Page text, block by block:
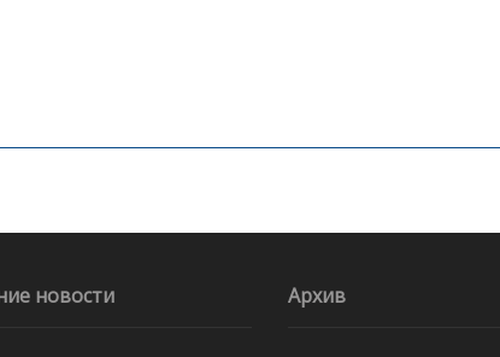
новости Архив